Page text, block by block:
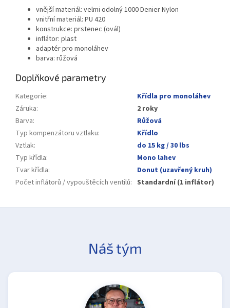
vnější materiál: velmi odolný 1000 Denier Nylon
vnitřní materiál: PU 420
konstrukce: prstenec (ovál)
inflátor: plast
adaptér pro monoláhev
barva: růžová
Doplňkové parametry
Kategorie:
Křídla pro monoláhev
Záruka:
2 roky
Barva:
Růžová
Typ kompenzátoru vztlaku:
Křídlo
Vztlak:
do 15 kg / 30 lbs
Typ křídla:
Mono lahev
Tvar křídla:
Donut (uzavřený kruh)
Počet inflátorů / vypouštěcích ventilů: Standardní (1 inflátor)
Náš tým